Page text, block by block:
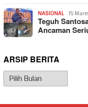
NASIONAL 15
Teguh
Ancaman
ARSIP BERITA
Arsip
Berita